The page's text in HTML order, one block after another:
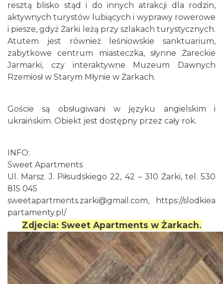
resztą blisko stąd i do innych atrakcji dla rodzin,
aktywnych turystów lubiących i wyprawy rowerowe
i piesze, gdyż Żarki leżą przy szlakach turystycznych.
Atutem jest również leśniowskie sanktuarium,
zabytkowe centrum miasteczka, słynne Żareckie
Jarmarki, czy interaktywne Muzeum Dawnych
Rzemiosł w Starym Młynie w Żarkach.
Goście są obsługiwani w języku angielskim i
ukraińskim. Obiekt jest dostępny przez cały rok.
INFO:
Sweet Apartments
Ul. Marsz. J. Piłsudskiego 22, 42 – 310 Żarki, tel. 530
815 045
sweetapartments.zarki@gmail.com,
https://slodkiea
partamenty.pl/
Zdjecia: Sweet Apartments w Żarkach.